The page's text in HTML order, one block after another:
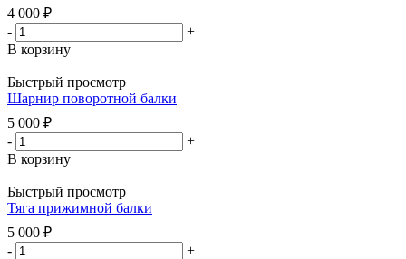
4 000 ₽
-
+
В корзину
Быстрый просмотр
Шарнир поворотной балки
5 000 ₽
-
+
В корзину
Быстрый просмотр
Тяга прижимной балки
5 000 ₽
-
+